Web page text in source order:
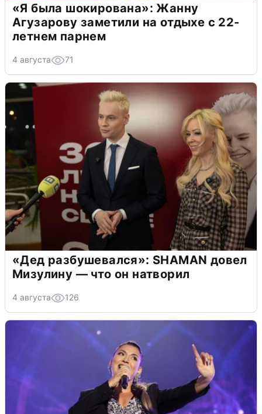
«Я была шокирована»: Жанну
Агузарову заметили на отдыхе с 22-
летнем парнем
4 августа 71
«Дед разбушевался»: SHAMAN довел
Мизулину — что он натворил
4 августа 126